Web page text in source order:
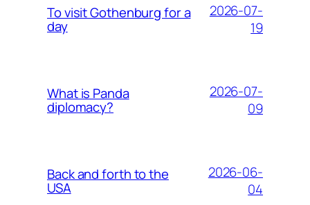
To visit Gothenburg for a
day
2026-07-
19
What is Panda
diplomacy?
2026-07-
09
Back and forth to the
USA
2026-06-
04